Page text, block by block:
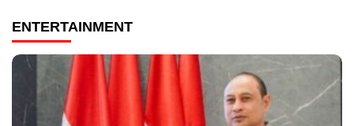
ENTERTAINMENT